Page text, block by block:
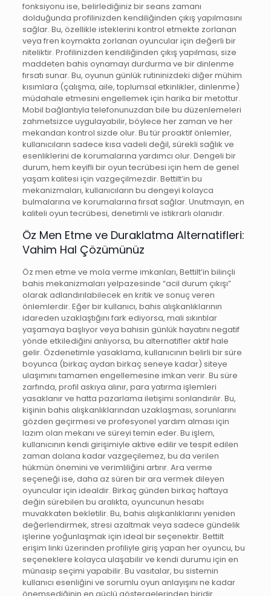
fonksiyonu ise, belirlediğiniz bir seans zamanı
dolduğunda profilinizden kendiliğinden çıkış yapılmasını
sağlar. Bu, özellikle isteklerini kontrol etmekte zorlanan
veya fren koymakta zorlanan oyuncular için değerli bir
niteliktir. Profilinizden kendiliğinden çıkış yapılması, size
maddeten bahis oynamayı durdurma ve bir dinlenme
fırsatı sunar. Bu, oyunun günlük rutininizdeki diğer mühim
kısımlara (çalışma, aile, toplumsal etkinlikler, dinlenme)
müdahale etmesini engellemek için harika bir metottur.
Mobil bağlantıyla telefonunuzdan bile bu düzenlemeleri
zahmetsizce uygulayabilir, böylece her zaman ve her
mekandan kontrol sizde olur. Bu tür proaktif önlemler,
kullanıcıların sadece kısa vadeli değil, sürekli sağlık ve
esenliklerini de korumalarına yardımcı olur. Dengeli bir
durum, hem keyifli bir oyun tecrübesi için hem de genel
yaşam kalitesi için vazgeçilmezdir. Bettilt’in bu
mekanizmaları, kullanıcıların bu dengeyi kolayca
bulmalarına ve korumalarına fırsat sağlar. Unutmayın, en
kaliteli oyun tecrübesi, denetimli ve istikrarlı olanıdır.
Öz Men Etme ve Duraklatma Alternatifleri:
Vahim Hal Çözümünüz
Öz men etme ve mola verme imkanları, Bettilt’in bilinçli
bahis mekanizmaları yelpazesinde “acil durum çıkışı”
olarak adlandırılabilecek en kritik ve sonuç veren
önlemlerdir. Eğer bir kullanıcı, bahis alışkanlıklarının
idareden uzaklaştığını fark ediyorsa, mali sıkıntılar
yaşamaya başlıyor veya bahisin günlük hayatını negatif
yönde etkilediğini anlıyorsa, bu alternatifler aktif hale
gelir. Özdenetimle yasaklama, kullanıcının belirli bir süre
boyunca (birkaç aydan birkaç seneye kadar) siteye
ulaşımını tamamen engellemesine imkan verir. Bu süre
zarfında, profil askıya alınır, para yatırma işlemleri
yasaklanır ve hatta pazarlama iletişimi sonlandırılır. Bu,
kişinin bahis alışkanlıklarından uzaklaşması, sorunlarını
gözden geçirmesi ve profesyonel yardım alması için
lazım olan mekanı ve süreyi temin eder. Bu işlem,
kullanıcının kendi girişimiyle aktive edilir ve tespit edilen
zaman dolana kadar vazgeçilemez, bu da verilen
hükmün önemini ve verimliliğini artırır. Ara verme
seçeneği ise, daha az süren bir ara vermek dileyen
oyuncular için idealdir. Birkaç günden birkaç haftaya
değin sürebilen bu aralıkta, oyuncunun hesabı
muvakkaten bekletilir. Bu, bahis alışkanlıklarını yeniden
değerlendirmek, stresi azaltmak veya sadece gündelik
işlerine yoğunlaşmak için ideal bir seçenektir. Bettilt
erişim linki üzerinden profiliyle giriş yapan her oyuncu, bu
seçeneklere kolayca ulaşabilir ve kendi durumu için en
münasip seçimi yapabilir. Bu vasıtalar, bu sistemin
kullanıcı esenliğini ve sorumlu oyun anlayışını ne kadar